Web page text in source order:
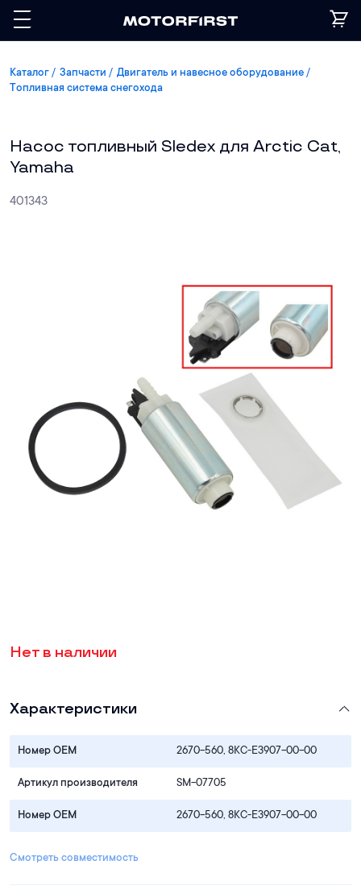
Каталог Запчасти
Двигатель и навесное оборудование
Топливная система снегохода
Насос топливный Sledex для Arctic Cat,
Yamaha
401343
Нет в наличии
Характеристики
Номер OEM 2670-560, 8KC-E3907-00-00
Артикул производителя SM-07705
Номер OEM 2670-560, 8KC-E3907-00-00
Смотреть совместимость